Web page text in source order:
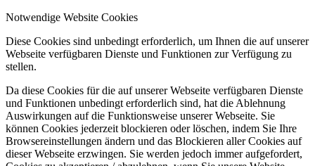
Notwendige Website Cookies
Diese Cookies sind unbedingt erforderlich, um Ihnen die auf unserer
Webseite verfügbaren Dienste und Funktionen zur Verfügung zu
stellen.
Da diese Cookies für die auf unserer Webseite verfügbaren Dienste
und Funktionen unbedingt erforderlich sind, hat die Ablehnung
Auswirkungen auf die Funktionsweise unserer Webseite. Sie
können Cookies jederzeit blockieren oder löschen, indem Sie Ihre
Browsereinstellungen ändern und das Blockieren aller Cookies auf
dieser Webseite erzwingen. Sie werden jedoch immer aufgefordert,